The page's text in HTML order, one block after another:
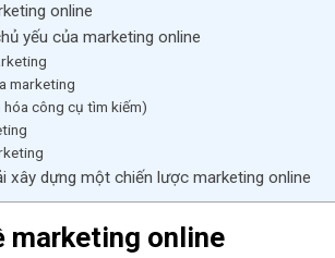
online
yếu của marketing online
marketing
hóa công cụ tìm kiếm)
xây dựng một chiến lược marketing online
marketing online